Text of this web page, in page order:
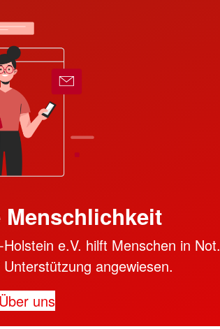
e.V. hilft Menschen in Not.
angewiesen.
Über uns